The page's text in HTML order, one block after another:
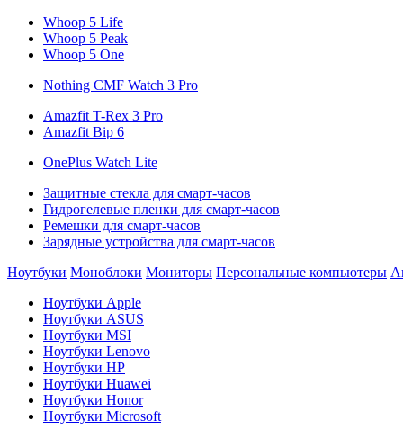
Whoop 5 Life
Whoop 5 Peak
Whoop 5 One
Nothing CMF Watch 3 Pro
Amazfit T-Rex 3 Pro
Amazfit Bip 6
OnePlus Watch Lite
Защитные стекла для смарт-часов
Гидрогелевые пленки для смарт-часов
Ремешки для смарт-часов
Зарядные устройства для смарт-часов
Ноутбуки Моноблоки Мониторы Персональные компьютеры
Ноутбуки Apple
Ноутбуки ASUS
Ноутбуки MSI
Ноутбуки Lenovo
Ноутбуки HP
Ноутбуки Huawei
Ноутбуки Honor
Ноутбуки Microsoft